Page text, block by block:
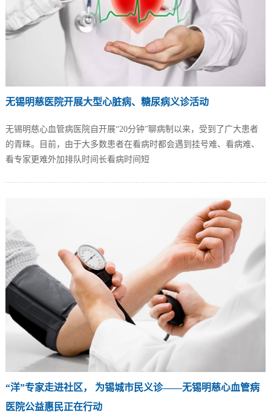
无锡明慈医院开展大型心脏病、糖尿病义诊活动
无锡明慈心血管病医院自开展“20分钟”聊病制以来，受到了广大患者
的青睐。目前，由于大多数患者在看病时都会遇到挂号难、看病难、
看专家更难外加排队时间长看病时间短
“洋”专家走进社区， 为锡城市民义诊——无锡明慈心血管病
医院公益惠民正在行动